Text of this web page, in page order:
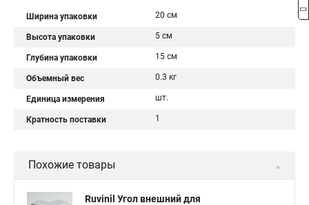
Ширина упаковки 20 см
Высота упаковки 5 см
Глубина упаковки 15 см
Объемный вес 0.3 кг
Единица измерения шт.
Кратность поставки 1
Похожие товары
Ruvinil Угол внешний для